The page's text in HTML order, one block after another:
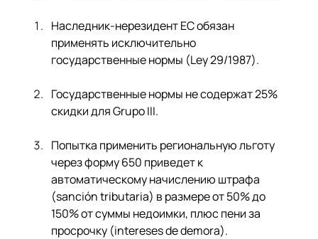
Наследник-нерезидент ЕС обязан
применять исключительно
государственные нормы (Ley 29/1987).
Государственные нормы не содержат 25%
скидки для Grupo III.
Попытка применить региональную льготу
через форму 650 приведет к
автоматическому начислению штрафа
(sanción tributaria) в размере от 50% до
150% от суммы недоимки, плюс пени за
просрочку (intereses de demora).